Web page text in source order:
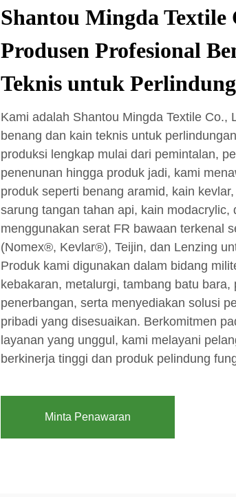
Shantou Mingda Textile
Produsen Profesional
Teknis untuk
Kami adalah Shantou Mingda Textile Co.,
benang dan kain teknis untuk
produksi lengkap mulai dari pemintalan,
penenunan hingga produk jadi, kami
produk seperti benang aramid, kain
sarung tangan tahan api, kain modacrylic,
menggunakan serat FR bawaan terkenal
(Nomex®, Kevlar®), Teijin, dan Lenzing
Produk kami digunakan dalam bidang
kebakaran, metalurgi, tambang batu bara,
penerbangan, serta menyediakan solusi
pribadi yang disesuaikan. Berkomitmen
layanan yang unggul, kami melayani
berkinerja tinggi dan produk pelindung
Minta Penawaran